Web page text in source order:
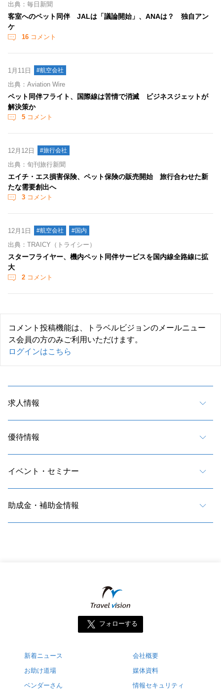
出典：毎日新聞
客室へのペット同伴 JALは「議論開始」、ANAは？ 独自アン
ケ
16 コメント
1月11日 #航空会社
出典：Aviation Wire
ペット同伴フライト、国際線は苦情で消滅 ビジネスジェットが
解決策か
5 コメント
12月12日 #旅行会社
出典：旬刊旅行新聞
エイチ・エス損害保険、ペット保険の販売開始 旅行合わせた新
たな需要創出へ
3 コメント
12月1日 #航空会社 #国内
出典：TRAICY（トライシー）
スターフライヤー、機内ペット同伴サービスを国内線全路線に拡
大
2 コメント
コメント投稿機能は、トラベルビジョンのメールニュー
ス会員の方のみご利用いただけます。
ログインはこちら
求人情報
優待情報
イベント・セミナー
助成金・補助金情報
フォローする
新着ニュース
お助け道場
ベンダーさん
会社概要
媒体資料
情報セキュリティ